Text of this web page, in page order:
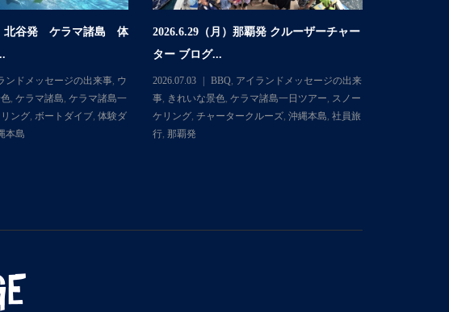
北谷発 ケラマ諸島 体
ンドメッセージの出来事, ウ
, ケラマ諸島 ケラマ諸島一
ング, ボートダイブ, 体験ダ
本島
2026.6.29（月）那覇発 クルーザーチャー
ター ブログ...
2026.07.03 BBQ アイランドメッセージの出来
事, きれいな景色, ケラマ諸島一日ツアー
スノー
ケリング, チャータークルーズ, 沖縄本島 社員旅
行, 那覇発